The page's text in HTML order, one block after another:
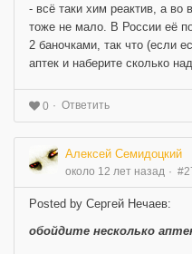
- всё таки хим реактив, а во
тоже не мало. В России её
2 баночками, так что (если
аптек и наберите сколько
0 Ответить
Алексей Семидоцкий
около 12 лет назад
Posted by Сергей Нечаев:
обойдите несколько